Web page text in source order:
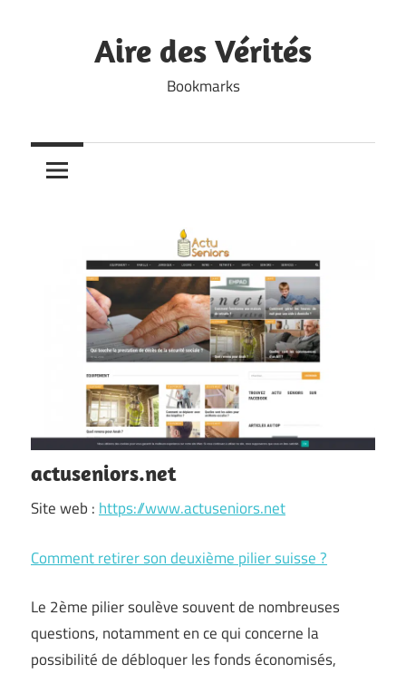
Aire des Vérités
Bookmarks
actuseniors.net
Site web : https://www.actuseniors.net
Comment retirer son deuxième pilier suisse ?
Le 2ème pilier soulève souvent de nombreuses
questions, notamment en ce qui concerne la
possibilité de débloquer les fonds économisés,